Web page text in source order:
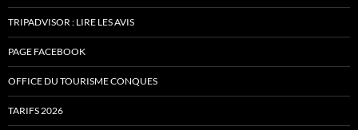
TRIPADVISOR : LIRE LES AVIS
PAGE FACEBOOK
OFFICE DU TOURISME CONQUES
TARIFS 2026